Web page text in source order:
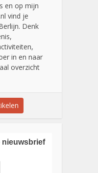
en op mijn
vind je
Denk
in en naar
overzicht
nieuwsbrief